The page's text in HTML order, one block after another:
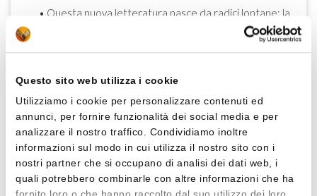
Questo sito web utilizza i cookie
Utilizziamo i cookie per personalizzare contenuti ed
annunci, per fornire funzionalità dei social media e per
analizzare il nostro traffico. Condividiamo inoltre
informazioni sul modo in cui utilizza il nostro sito con i
nostri partner che si occupano di analisi dei dati web, i
quali potrebbero combinarle con altre informazioni che ha
• Questa nuova letteratura nasce da radici lontane: la
convinzione che ogni lavoro interpretativo sui testi
compiuto all’interno di una comunità di lettori
costituisce una fondamentalepalestra di democrazia.
formativo dell’impianto culturale del progetto di
Luperini, rendendo praticabile nella scuola di oggi sia il
confronto delle interpretazioni, sia iltaglio
tematico e interdisciplinaree ilrapporto passato/
presente/futuro.
• L’elaborazione dell’impianto didattico si basa sul
principio di unacostruzione condivisa del sapere che
renda più duttile e praticabile lo studio della
letteratura. Ogni testo è infatti corredato di attività e